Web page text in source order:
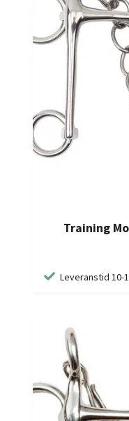
Training
Leveranstid 10-